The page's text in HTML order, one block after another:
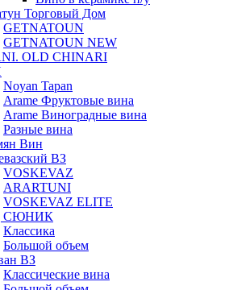
Торговый Дом
GETNATOUN
GETNATOUN NEW
OLD CHINARI
Noyan Tapan
Arame Фруктовые вина
Arame Виноградные вина
Разные вина
Вин
ВЗ
VOSKEVAZ
ARARTUNI
VOSKEVAZ ELITE
СЮНИК
Классика
Большой объем
ВЗ
Классические вина